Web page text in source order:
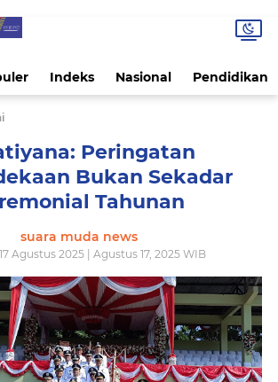
Indeks Nasional Pendidikan
Peringatan
Bukan Sekadar
Tahunan
suara muda news
Agustus 2025 | Agustus 17, 2025 WIB